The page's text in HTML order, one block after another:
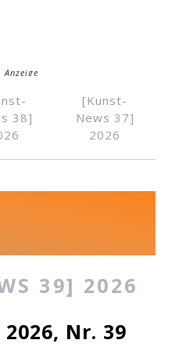
Anzeige
Anzeige
38]
[Kunst-
News 37]
2026
39] 2026
Nr. 39